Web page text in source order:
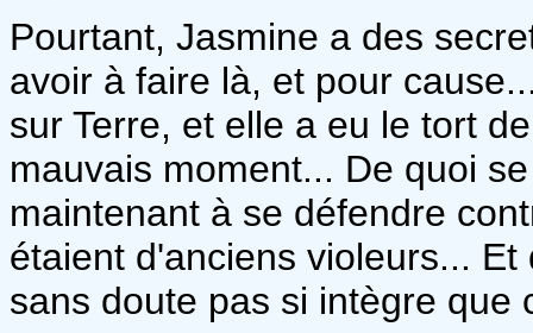
Pourtant, Jasmine a des
avoir à faire là, et pour
sur Terre, et elle a eu le tort
mauvais moment... De quoi
maintenant à se défendre
étaient d'anciens violeurs...
sans doute pas si intègre que